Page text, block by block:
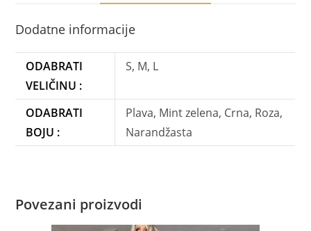
Dodatne informacije
ODABRATI
VELIČINU :
S, M, L
ODABRATI
BOJU :
Plava, Mint zelena, Crna, Roza,
Narandžasta
Povezani proizvodi